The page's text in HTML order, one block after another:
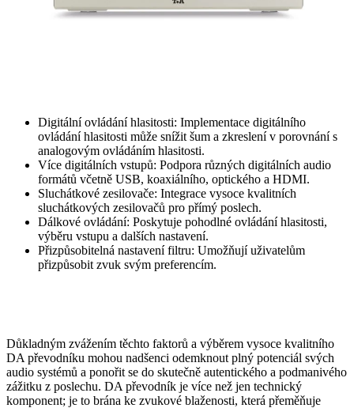
Digitální ovládání hlasitosti: Implementace digitálního
ovládání hlasitosti může snížit šum a zkreslení v porovnání s
analogovým ovládáním hlasitosti.
Více digitálních vstupů: Podpora různých digitálních audio
formátů včetně USB, koaxiálního, optického a HDMI.
Sluchátkové zesilovače: Integrace vysoce kvalitních
sluchátkových zesilovačů pro přímý poslech.
Dálkové ovládání: Poskytuje pohodlné ovládání hlasitosti,
výběru vstupu a dalších nastavení.
Přizpůsobitelná nastavení filtru: Umožňují uživatelům
přizpůsobit zvuk svým preferencím.
Důkladným zvážením těchto faktorů a výběrem vysoce kvalitního
DA převodníku mohou nadšenci odemknout plný potenciál svých
audio systémů a ponořit se do skutečně autentického a podmanivého
zážitku z poslechu. DA převodník je více než jen technický
komponent; je to brána ke zvukové blaženosti, která přeměňuje